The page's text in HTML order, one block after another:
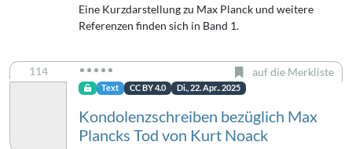
Eine Kurzdarstellung zu Max Planck und weitere
Referenzen finden sich in Band 1.
114 auf die Merkliste
Text CC BY 4.0 Di., 22. Apr.. 2025
Kondolenzschreiben bezüglich Max
Plancks Tod von Kurt Noack